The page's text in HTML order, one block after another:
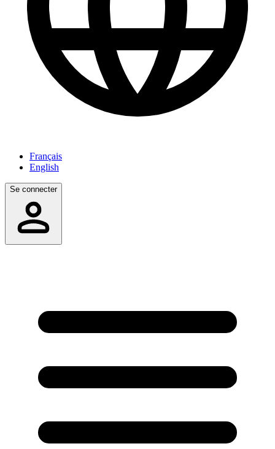
Français
English
Se connecter